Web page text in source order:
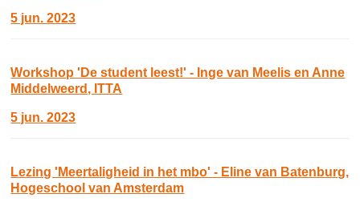
5 jun. 2023
Workshop 'De student leest!' - Inge van Meelis en Anne
Middelweerd, ITTA
5 jun. 2023
Lezing 'Meertaligheid in het mbo' - Eline van Batenburg,
Hogeschool van Amsterdam